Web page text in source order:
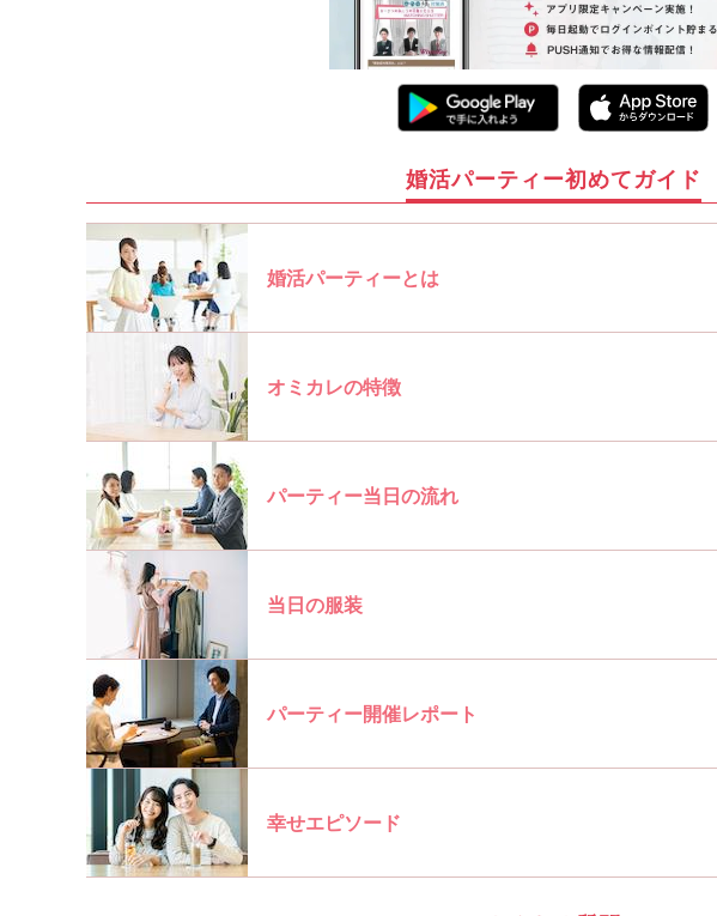
婚活パーティー初めてガイド
婚活パーティーとは
オミカレの特徴
パーティー当日の流れ
当日の服装
パーティー開催レポート
幸せエピソード